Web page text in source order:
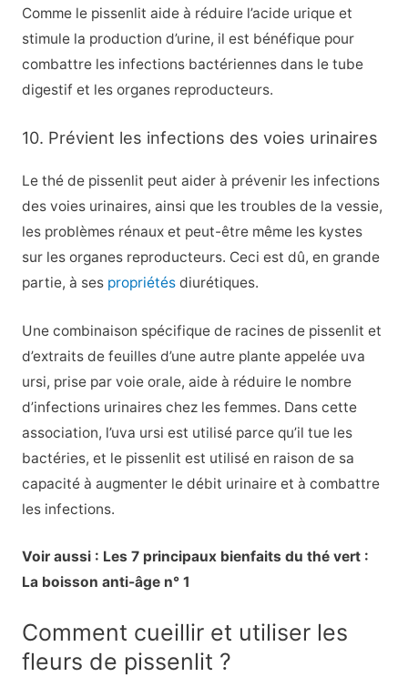
Comme le pissenlit aide à réduire l’acide urique et
stimule la production d’urine, il est bénéfique pour
combattre les infections bactériennes dans le tube
digestif et les organes reproducteurs.
10. Prévient les infections des voies urinaires
Le thé de pissenlit peut aider à prévenir les infections
des voies urinaires, ainsi que les troubles de la vessie,
les problèmes rénaux et peut-être même les kystes
sur les organes reproducteurs. Ceci est dû, en grande
partie, à ses propriétésdiurétiques.
Une combinaison spécifique de racines de pissenlit et
d’extraits de feuilles d’une autre plante appelée uva
ursi, prise par voie orale, aide à réduire le nombre
d’infections urinaires chez les femmes. Dans cette
association, l’uva ursi est utilisé parce qu’il tue les
bactéries, et le pissenlit est utilisé en raison de sa
capacité à augmenter le débit urinaire et à combattre
les infections.
Voir aussi : Les 7 principaux bienfaits du thé vert :
La boisson anti-âge n° 1
Comment cueillir et utiliser les
fleurs de pissenlit ?